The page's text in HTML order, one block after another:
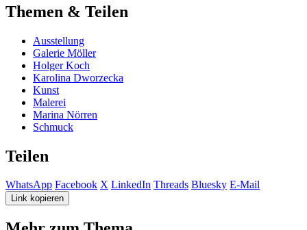
Themen & Teilen
Ausstellung
Galerie Möller
Holger Koch
Karolina Dworzecka
Kunst
Malerei
Marina Nörren
Schmuck
Teilen
WhatsApp Facebook X LinkedIn Threads Bluesky E-Mail
Link kopieren